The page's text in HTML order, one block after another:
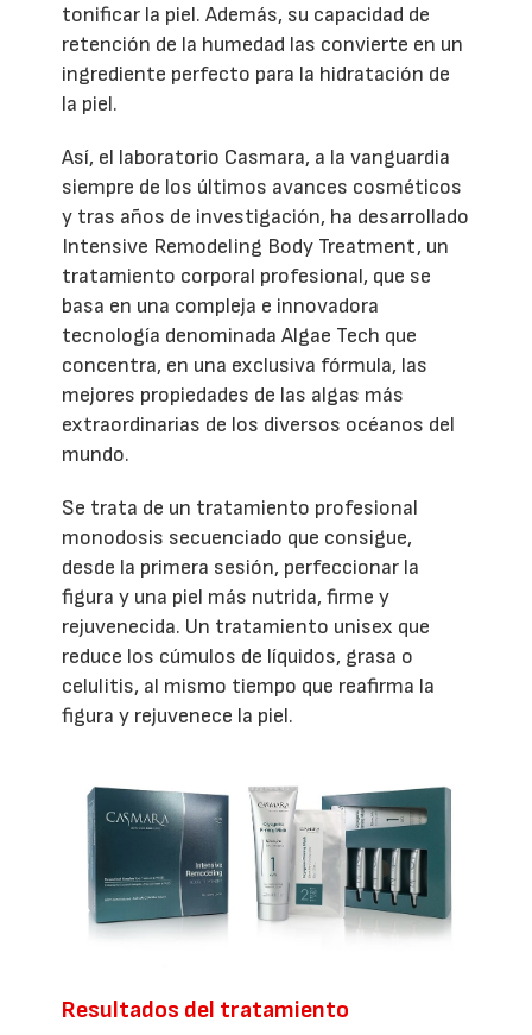
tonificar la piel. Además, su capacidad de
retención de la humedad las convierte en un
ingrediente perfecto para la hidratación de
la piel.
Así, el laboratorio Casmara, a la vanguardia
siempre de los últimos avances cosméticos
y tras años de investigación, ha desarrollado
Intensive Remodeling Body Treatment, un
tratamiento corporal profesional, que se
basa en una compleja e innovadora
tecnología denominada Algae Tech que
concentra, en una exclusiva fórmula, las
mejores propiedades de las algas más
extraordinarias de los diversos océanos del
mundo.
Se trata de un tratamiento profesional
monodosis secuenciado que consigue,
desde la primera sesión, perfeccionar la
figura y una piel más nutrida, firme y
rejuvenecida. Un tratamiento unisex que
reduce los cúmulos de líquidos, grasa o
celulitis, al mismo tiempo que reafirma la
figura y rejuvenece la piel.
Resultados del tratamiento